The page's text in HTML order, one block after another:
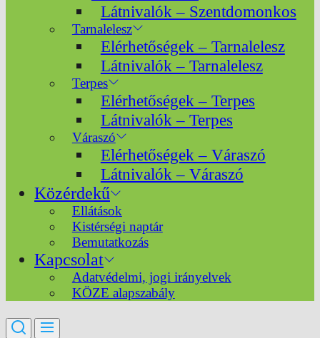
Látnivalók – Szentdomonkos
Tarnalelesz
Elérhetőségek – Tarnalelesz
Látnivalók – Tarnalelesz
Terpes
Elérhetőségek – Terpes
Látnivalók – Terpes
Váraszó
Elérhetőségek – Váraszó
Látnivalók – Váraszó
Közérdekű
Ellátások
Kistérségi naptár
Bemutatkozás
Kapcsolat
Adatvédelmi, jogi irányelvek
KÖZE alapszabály